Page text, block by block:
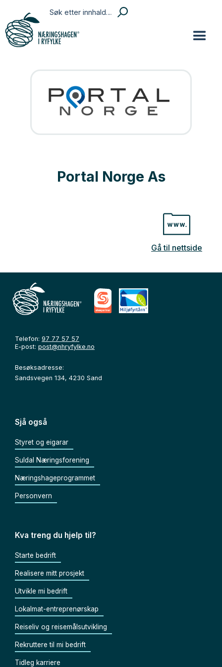
Portal Norge As
Gå til nettside
Telefon: 97 77 57 57
E-post: post@nhryfylke.no
Besøksadresse:
Sandsvegen 134, 4230 Sand
Sjå også
Styret og eigarar
Suldal Næringsforening
Næringshageprogrammet
Personvern
Kva treng du hjelp til?
Starte bedrift
Realisere mitt prosjekt
Utvikle mi bedrift
Lokalmat-entreprenørskap
Reiseliv og reisemålsutvikling
Rekruttere til mi bedrift
Tidleg karriere